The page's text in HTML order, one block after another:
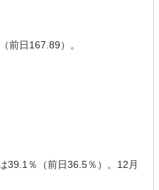
前日167.89）。
39.1％（前日36.5％）。12月